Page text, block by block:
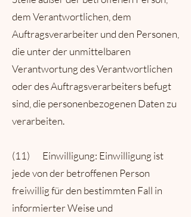
dem Verantwortlichen, dem
Auftragsverarbeiter und den Personen,
die unter der unmittelbaren
Verantwortung des Verantwortlichen
oder des Auftragsverarbeiters befugt
sind, die personenbezogenen Daten zu
verarbeiten.
(11) Einwilligung: Einwilligung ist
jede von der betroffenen Person
freiwillig für den bestimmten Fall in
informierter Weise und